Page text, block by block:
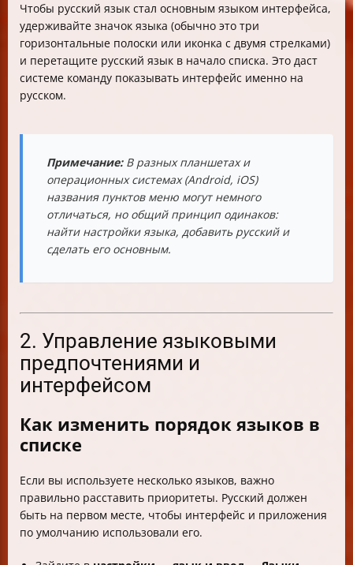
Чтобы русский язык стал основным языком интерфейса,
удерживайте значок языка (обычно это три
горизонтальные полоски или иконка с двумя стрелками)
и перетащите русский язык в начало списка. Это даст
системе команду показывать интерфейс именно на
русском.
Примечание:В разных планшетах и
операционных системах (Android, iOS)
названия пунктов меню могут немного
отличаться, но общий принцип одинаков:
найти настройки языка, добавить русский и
сделать его основным.
2. Управление языковыми
предпочтениями и
интерфейсом
Как изменить порядок языков в
списке
Если вы используете несколько языков, важно
правильно расставить приоритеты. Русский должен
быть на первом месте, чтобы интерфейс и приложения
по умолчанию использовали его.